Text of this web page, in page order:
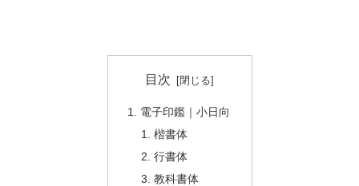
目次
電子印鑑｜小日向
楷書体
行書体
教科書体